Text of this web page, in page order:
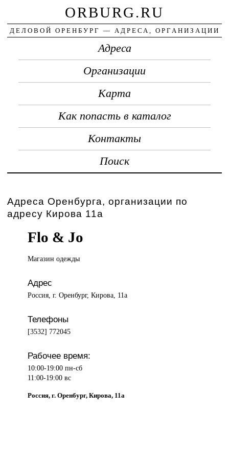
ORBURG.RU
ДЕЛОВОЙ ОРЕНБУРГ — АДРЕСА, ОРГАНИЗАЦИИ
Адреса
Организации
Карта
Как попасть в каталог
Контакты
Поиск
Адреса Оренбурга, организации по
адресу Кирова 11а
Flo & Jo
Магазин одежды
Адрес
Россия, г. Оренбург, Кирова, 11а
Телефоны
[3532] 772045
Рабочее время:
10:00-19:00 пн-сб
11:00-19:00 вс
Россия, г. Оренбург, Кирова, 11а